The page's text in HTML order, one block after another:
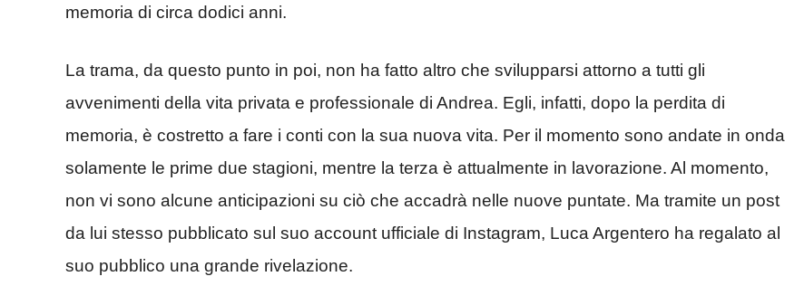
memoria di circa dodici anni.
La trama, da questo punto in poi, non ha fatto altro che svilupparsi attorno a tutti gli
avvenimenti della vita privata e professionale di Andrea. Egli, infatti, dopo la perdita di
memoria, è costretto a fare i conti con la sua nuova vita. Per il momento sono andate in onda
solamente le prime due stagioni, mentre la terza è attualmente in lavorazione. Al momento,
non vi sono alcune anticipazioni su ciò che accadrà nelle nuove puntate. Ma tramite un post
da lui stesso pubblicato sul suo account ufficiale di Instagram, Luca Argentero ha regalato al
suo pubblico una grande rivelazione.